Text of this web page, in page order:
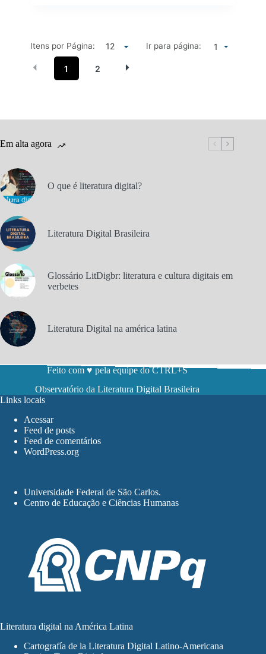
Itens por Página: Ir para página: 1
1 2
Em alta agora
O que é literatura digital?
Literatura Digital Brasileira
Glossário LitDigbr: literatura e cultura digitais em
verbetes
Literatura Digital na américa latina
Feito com ♥ pela equipe do CTRL+S
Observatório da Literatura Digital Brasileira
Links locais
Acessar
Feed de posts
Feed de comentários
WordPress.org
Universidade Federal de São Carlos.
Centro de Educação e Ciências Humanas
Literatura digital na América Latina
Cartografía de la Literatura Digital Latino-Americana